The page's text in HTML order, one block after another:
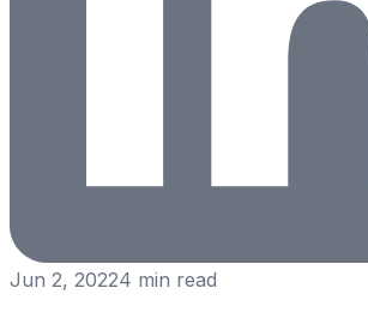
Jun 2, 20224 min read